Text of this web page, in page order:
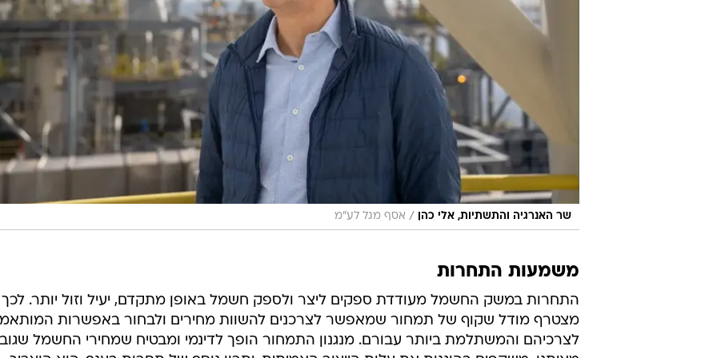
שר האנרגיה והתשתיות, אלי כהן / אסף מגל לע"מ
משמעות התחרות
התחרות במשק החשמל מעודדת ספקים ליצר ולספק חשמל באופן מתקדם, יעיל וזול יותר. לכך
מצטרף מודל שקוף של תמחור שמאפשר לצרכנים להשוות מחירים ולבחור באפשרות
לצרכיהם והמשתלמת ביותר עבורם. מנגנון התמחור הופך לדינמי ומבטיח שמחירי החשמל